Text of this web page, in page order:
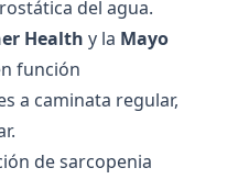
del agua.
Health y la Mayo
función
a caminata regular,
de sarcopenia